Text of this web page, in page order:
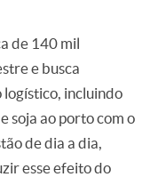
de 140 mil
e busca
incluindo
soja ao porto com o
de dia a dia,
esse efeito do